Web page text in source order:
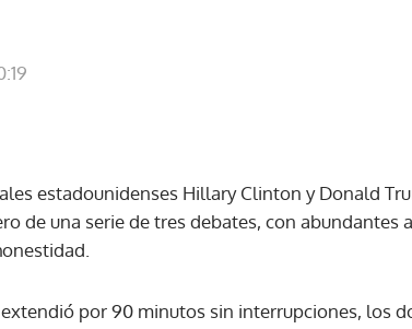
estadounidenses Hillary Clinton y Donald
de una serie de tres debates, con abundantes
por 90 minutos sin interrupciones, los